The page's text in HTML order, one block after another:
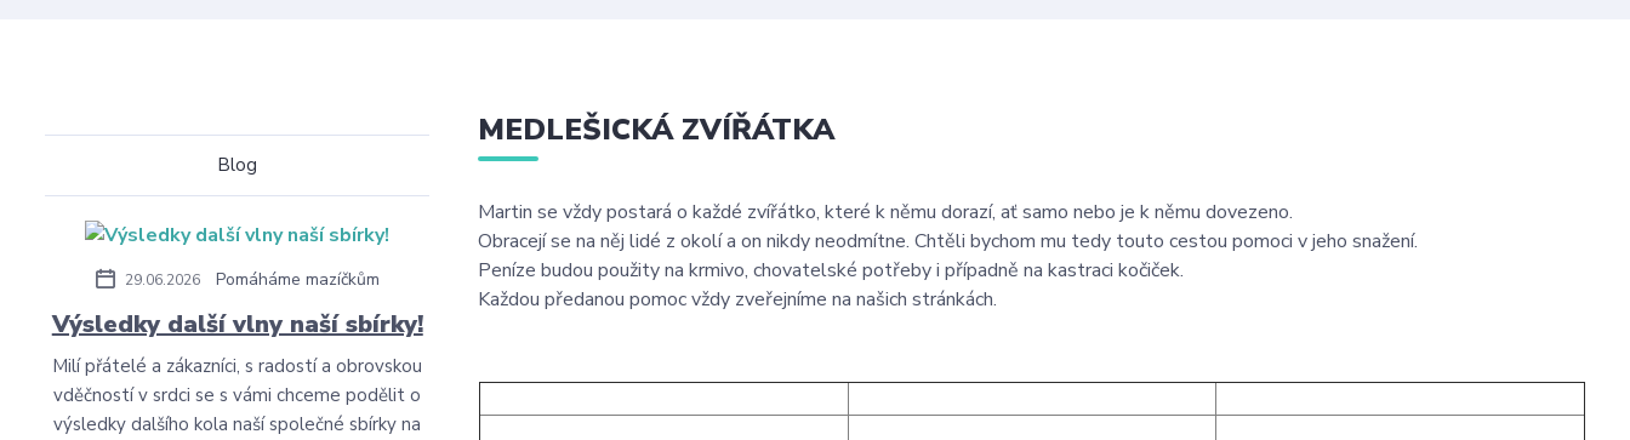
Blog
29.06.2026 Pomáháme mazíčkům
Výsledky další vlny naší sbírky!
Milí přátelé a zákazníci, s radostí a obrovskou
vděčností v srdci se s vámi chceme podělit o
výsledky dalšího kola naší společné sbírky na
MEDLEŠICKÁ ZVÍŘÁTKA
Martin se vždy postará o každé zvířátko, které k němu dorazí, ať samo nebo je k němu dovezeno.
Obracejí se na něj lidé z okolí a on nikdy neodmítne. Chtěli bychom mu tedy touto cestou pomoci v jeho snažení.
Peníze budou použity na krmivo, chovatelské potřeby i případně na kastraci kočiček.
Každou předanou pomoc vždy zveřejníme na našich stránkách.